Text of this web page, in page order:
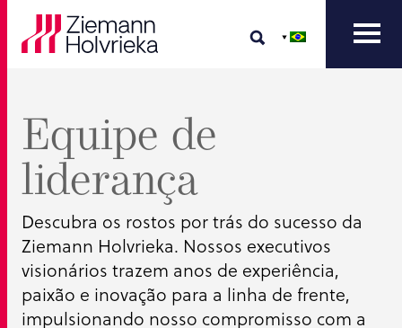
Equipe de
liderança
Descubra os rostos por trás do sucesso da
Ziemann Holvrieka. Nossos executivos
visionários trazem anos de experiência,
paixão e inovação para a linha de frente,
impulsionando nosso compromisso com a